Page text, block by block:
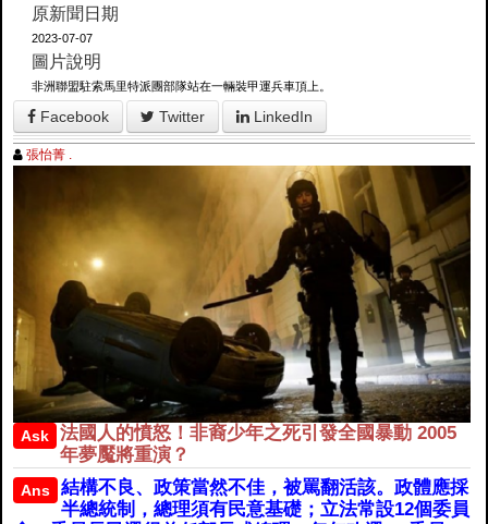
原新聞日期
2023-07-07
圖片說明
非洲聯盟駐索馬里特派團部隊站在一輛裝甲運兵車頂上。
Facebook Twitter LinkedIn
張怡菁 .
Ask
法國人的憤怒！非裔少年之死引發全國暴動 2005
年夢魘將重演？
Ans
結構不良、政策當然不佳，被罵翻活該。政體應採
半總統制，總理須有民意基礎；立法常設12個委員